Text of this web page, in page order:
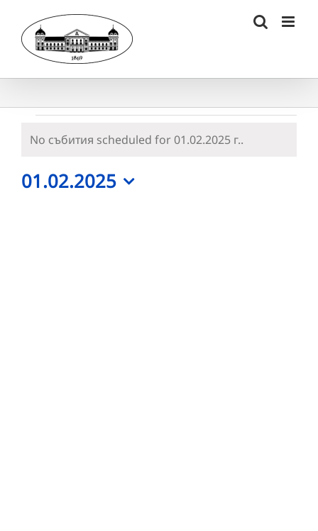
content
Събития
01.02.2025
Notice
No събития scheduled for 01.02.2025 г..
01.02.2025